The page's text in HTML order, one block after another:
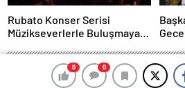
0 0
0 0
Rubato Konser Serisi
Müzikseverlerle Buluşmaya
Gece Özülkü Çifti Bodrum’u
50 Fifty